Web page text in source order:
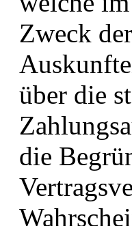
Zweck
über die
die